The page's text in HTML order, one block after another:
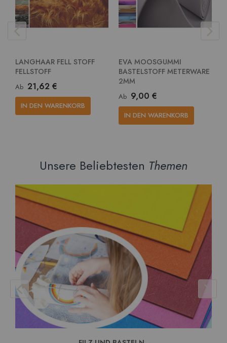
LANGHAAR FELL STOFF
FELLSTOFF
Ab 21,62 €
IN DEN WARENKORB
EVA MOOSGUMMI
BASTELSTOFF METERWARE
2MM
Ab 9,00 €
IN DEN WARENKORB
Unsere Beliebtesten Themen